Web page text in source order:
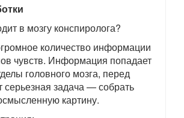
в мозгу конспиролога?
количество информации
чувств. Информация попадает
головного мозга, перед
серьезная задача — собрать
картину.